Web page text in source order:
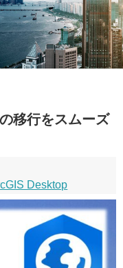
移行をスムーズ
Desktop